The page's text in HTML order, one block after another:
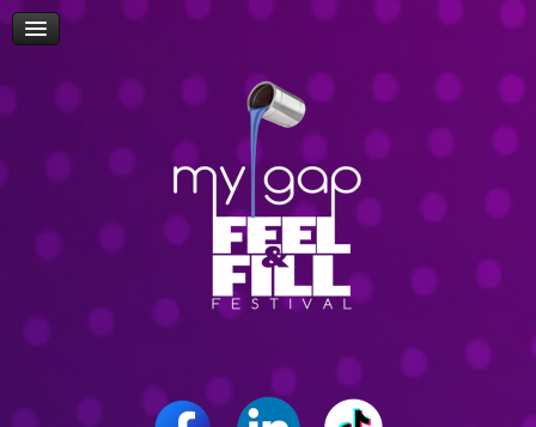
Δήλωση Συμμετοχής Επισκεπτών
Career Path Youth